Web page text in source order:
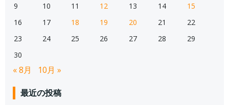
9
10 11 12 13 14
15
16
17 18 19 20 21
22
23
24 25 26 27 28
29
30
« 8月 10月 »
最近の投稿